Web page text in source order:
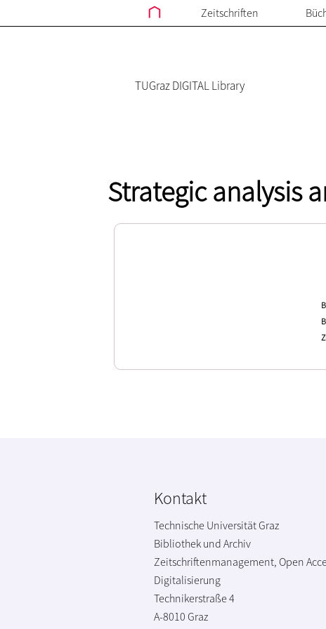
Zeitschriften
TUGraz DIGITAL Library
Strategic analysis
Kontakt
Technische Universität Graz
Bibliothek und Archiv
Zeitschriftenmanagement, Open
Digitalisierung
Technikerstraße 4
A-8010 Graz